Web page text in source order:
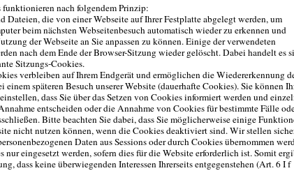
funktionieren nach folgendem Prinzip:
Dateien, die von einer Webseite auf Ihrer Festplatte abgelegt werden, um
beim nächsten Webseitenbesuch automatisch wieder zu erkennen und
der Webseite an Sie anpassen zu können. Einige der verwendeten
nach dem Ende der Browser-Sitzung wieder gelöscht. Dabei handelt es
Sitzungs-Cookies.
verbleiben auf Ihrem Endgerät und ermöglichen die Wiedererkennung
einem späteren Besuch unserer Website (dauerhafte Cookies). Sie können
dass Sie über das Setzen von Cookies informiert werden und
entscheiden oder die Annahme von Cookies für bestimmte Fälle
Bitte beachten Sie dabei, dass Sie möglicherweise einige
nicht nutzen können, wenn die Cookies deaktiviert sind. Wir stellen
Daten aus Sessions oder durch Cookies übernommen
nur eingesetzt werden, sofern dies für die Website erforderlich ist. Somit
dass keine überwiegenden Interessen Ihrerseits entgegenstehen (Art. 6 I f